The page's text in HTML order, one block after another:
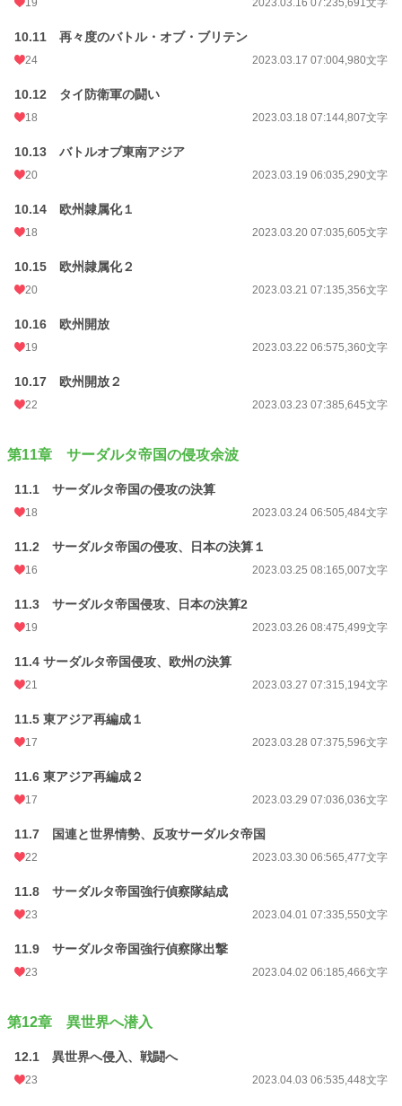
19 2023.03.16 07:235,691文字
10.11 再々度のバトル・オブ・ブリテン
24 2023.03.17 07:004,980文字
10.12 タイ防衛軍の闘い
18 2023.03.18 07:144,807文字
10.13 バトルオブ東南アジア
20 2023.03.19 06:035,290文字
10.14 欧州隷属化１
18 2023.03.20 07:035,605文字
10.15 欧州隷属化２
20 2023.03.21 07:135,356文字
10.16 欧州開放
19 2023.03.22 06:575,360文字
10.17 欧州開放２
22 2023.03.23 07:385,645文字
第11章 サーダルタ帝国の侵攻余波
11.1 サーダルタ帝国の侵攻の決算
18 2023.03.24 06:505,484文字
11.2 サーダルタ帝国の侵攻、日本の決算１
16 2023.03.25 08:165,007文字
11.3 サーダルタ帝国侵攻、日本の決算2
19 2023.03.26 08:475,499文字
11.4 サーダルタ帝国侵攻、欧州の決算
21 2023.03.27 07:315,194文字
11.5 東アジア再編成１
17 2023.03.28 07:375,596文字
11.6 東アジア再編成２
17 2023.03.29 07:036,036文字
11.7 国連と世界情勢、反攻サーダルタ帝国
22 2023.03.30 06:565,477文字
11.8 サーダルタ帝国強行偵察隊結成
23 2023.04.01 07:335,550文字
11.9 サーダルタ帝国強行偵察隊出撃
23 2023.04.02 06:185,466文字
第12章 異世界へ潜入
12.1 異世界へ侵入、戦闘へ
23 2023.04.03 06:535,448文字